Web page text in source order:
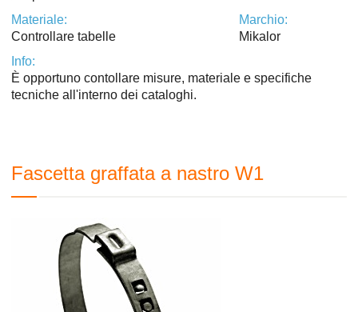
Materiale:
Controllare tabelle
Marchio:
Mikalor
Info:
È opportuno contollare misure, materiale e specifiche
tecniche all'interno dei cataloghi.
Fascetta graffata a nastro W1